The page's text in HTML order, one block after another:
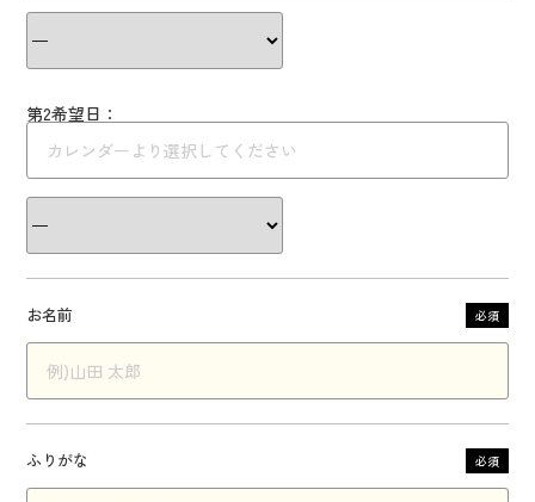
第2希望日：
お名前 必須
ふりがな 必須